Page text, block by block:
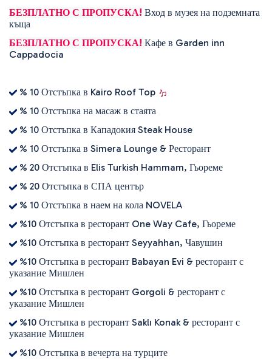
БЕЗПЛАТНО С ПРОПУСКА! Вход в музея на подземната
къща
БЕЗПЛАТНО С ПРОПУСКА! Кафе в Garden inn
Cappadocia
% 10 Отстъпка в Kairo Roof Top
% 10 Отстъпка на масаж в стаята
% 10 Отстъпка в Кападокия Steak House
% 10 Отстъпка в Simera Lounge & Ресторант
% 20 Отстъпка в Elis Turkish Hammam, Гьореме
% 20 Отстъпка в СПА център
% 10 Отстъпка в наем на кола NOVELA
%10 Отстъпка в ресторант One Way Cafe, Гьореме
%10 Отстъпка в ресторант Seyyahhan, Чавушин
%10 Отстъпка в ресторант Babayan Evi & ресторант с
указание Мишлен
%10 Отстъпка в ресторант Gorgoli & ресторант с
указание Мишлен
%10 Отстъпка в ресторант Saklı Konak & ресторант с
указание Мишлен
%10 Отстъпка в вечерта на турците